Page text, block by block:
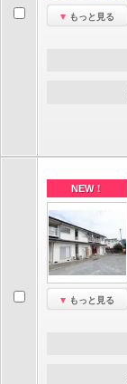
もっと見る
NEW！
もっと見る